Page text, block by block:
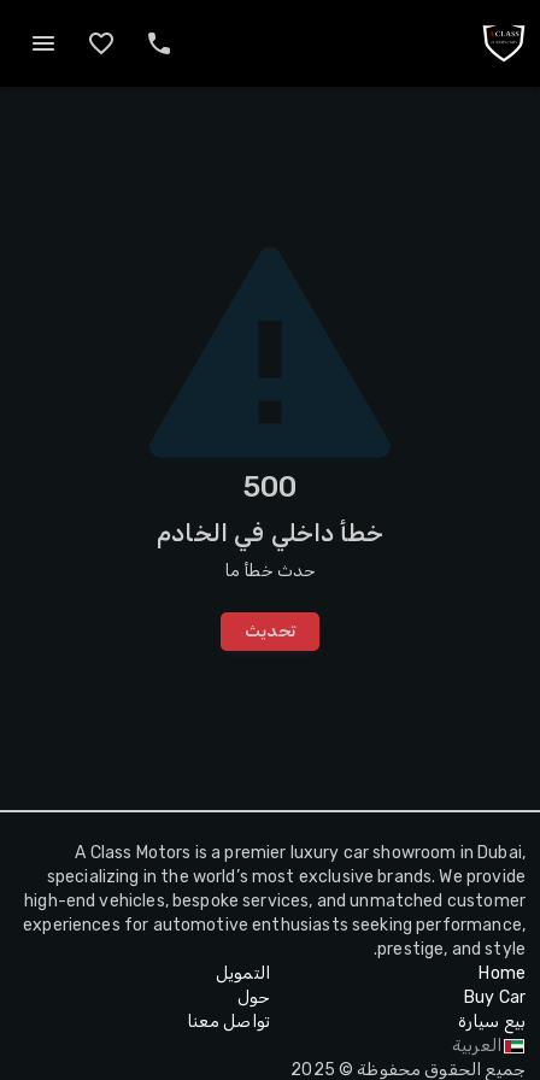
500
خطأ داخلي في الخادم
حدث خطأ ما
تحديث
A Class Motors is a premier luxury car showroom in Dubai,
specializing in the world’s most exclusive brands. We provide
high-end vehicles, bespoke services, and unmatched customer
experiences for automotive enthusiasts seeking performance,
prestige, and style.
Home
Buy Car
بيع سيارة
التمويل
حول
تواصل معنا
العربية
جميع الحقوق محفوظة © 2025